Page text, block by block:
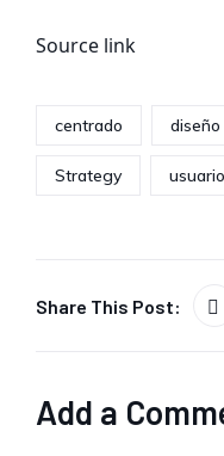
Source link
centrado diseño
Strategy usuario
Share This Post:
Add a